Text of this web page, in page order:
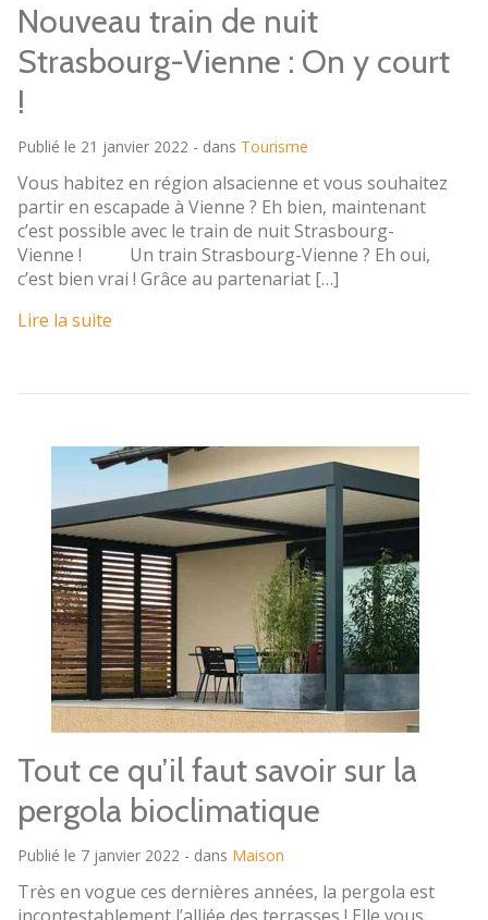
Nouveau train de nuit
Strasbourg-Vienne : On y court
!
Publié le 21 janvier 2022 - dans Tourisme
Vous habitez en région alsacienne et vous souhaitez
partir en escapade à Vienne ? Eh bien, maintenant
c’est possible avec le train de nuit Strasbourg-
Vienne ! Un train Strasbourg-Vienne ? Eh oui,
c’est bien vrai ! Grâce au partenariat […]
Lire la suite
Tout ce qu’il faut savoir sur la
pergola bioclimatique
Publié le 7 janvier 2022 - dans Maison
Très en vogue ces dernières années, la pergola est